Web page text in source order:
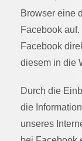
Browser eine
Facebook
Facebook
diesem in die
Durch die
die
unseres